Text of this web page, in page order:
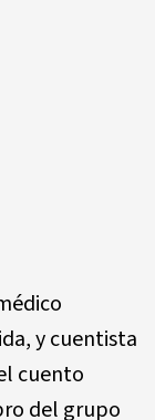
y cuentista
cuento
del grupo